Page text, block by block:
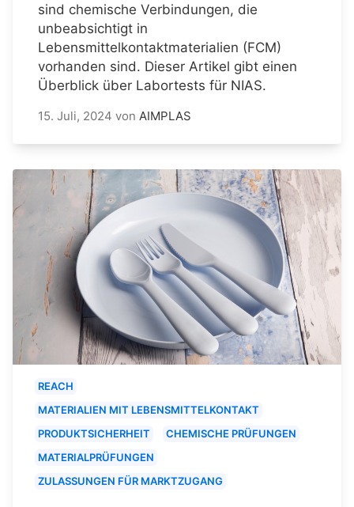
sind chemische Verbindungen, die
unbeabsichtigt in
Lebensmittelkontaktmaterialien (FCM)
vorhanden sind. Dieser Artikel gibt einen
Überblick über Labortests für NIAS.
15. Juli, 2024 von AIMPLAS
REACH
MATERIALIEN MIT LEBENSMITTELKONTAKT
PRODUKTSICHERHEIT
CHEMISCHE PRÜFUNGEN
MATERIALPRÜFUNGEN
ZULASSUNGEN FÜR MARKTZUGANG